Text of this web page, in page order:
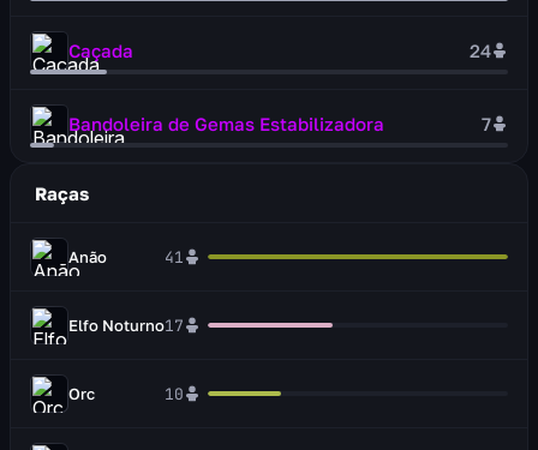
Caçada 24
Bandoleira de Gemas Estabilizadora 7
Raças
Anão 41
Elfo Noturno17
Orc 10